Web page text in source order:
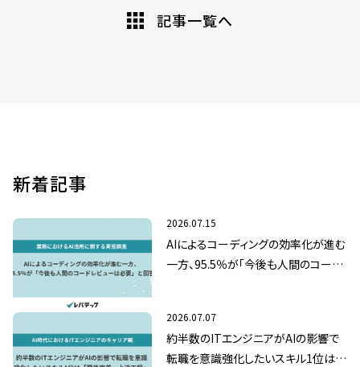
記事一覧へ
新着記事
2026.07.15
AIによるコーディングの効率化が進む
一方、95.5％が「今後も人間のコード
2026.07.07
約半数のITエンジニアがAIの影響で
転職を意識強化したいスキル1位は